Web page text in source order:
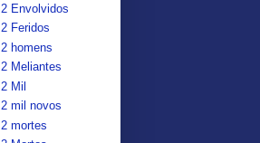
2 Envolvidos
2 Feridos
2 homens
2 Meliantes
2 Mil
2 mil novos
2 mortes